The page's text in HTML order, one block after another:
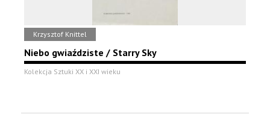
Krzysztof Knittel
Niebo gwiaździste / Starry Sky
Kolekcja Sztuki XX i XXI wieku